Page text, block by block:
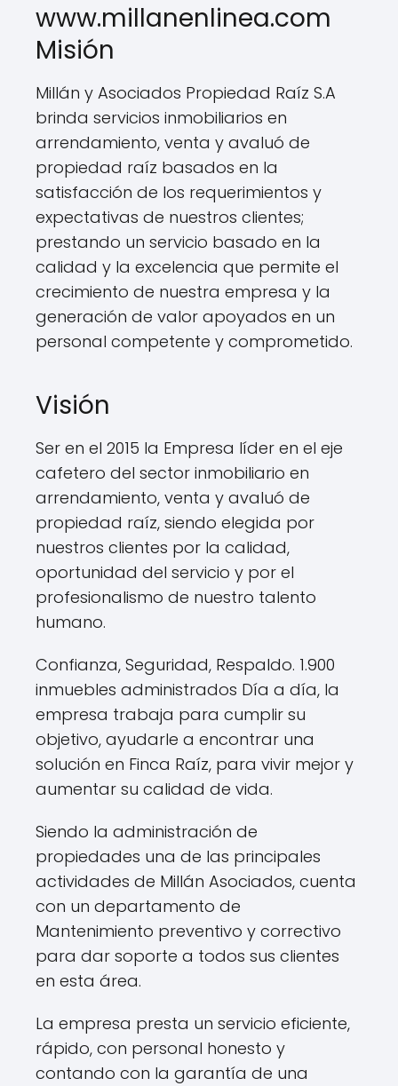
www.millanenlinea.com
Misión
Millán y Asociados Propiedad Raíz S.A
brinda servicios inmobiliarios en
arrendamiento, venta y avaluó de
propiedad raíz basados en la
satisfacción de los requerimientos y
expectativas de nuestros clientes;
prestando un servicio basado en la
calidad y la excelencia que permite el
crecimiento de nuestra empresa y la
generación de valor apoyados en un
personal competente y comprometido.
Visión
Ser en el 2015 la Empresa líder en el eje
cafetero del sector inmobiliario en
arrendamiento, venta y avaluó de
propiedad raíz, siendo elegida por
nuestros clientes por la calidad,
oportunidad del servicio y por el
profesionalismo de nuestro talento
humano.
Confianza, Seguridad, Respaldo. 1.900
inmuebles administrados Día a día, la
empresa trabaja para cumplir su
objetivo, ayudarle a encontrar una
solución en Finca Raíz, para vivir mejor y
aumentar su calidad de vida.
Siendo la administración de
propiedades una de las principales
actividades de Millán Asociados, cuenta
con un departamento de
Mantenimiento preventivo y correctivo
para dar soporte a todos sus clientes
en esta área.
La empresa presta un servicio eficiente,
rápido, con personal honesto y
contando con la garantía de una